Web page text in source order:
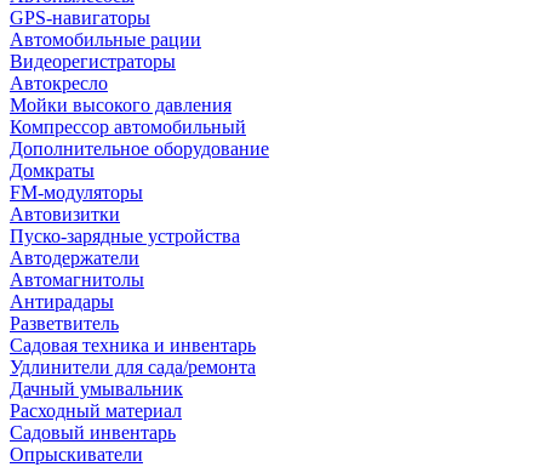
GPS-навигаторы
Автомобильные рации
Видеорегистраторы
Автокресло
Мойки высокого давления
Компрессор автомобильный
Дополнительное оборудование
Домкраты
FM-модуляторы
Автовизитки
Пуско-зарядные устройства
Автодержатели
Автомагнитолы
Антирадары
Разветвитель
Садовая техника и инвентарь
Удлинители для сада/ремонта
Дачный умывальник
Расходный материал
Садовый инвентарь
Опрыскиватели